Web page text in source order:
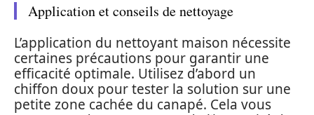
Application et conseils de nettoyage
L’application du nettoyant maison nécessite
certaines précautions pour garantir une
efficacité optimale. Utilisez d’abord un
chiffon doux pour tester la solution sur une
petite zone cachée du canapé. Cela vous